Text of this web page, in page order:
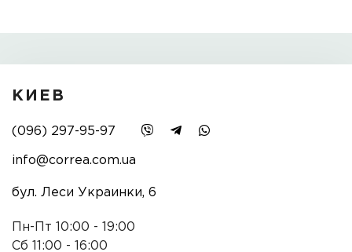
КИЕВ
(096) 297-95-97
info@correa.com.ua
бул. Леси Украинки, 6
Пн-Пт 10:00 - 19:00
Сб 11:00 - 16:00